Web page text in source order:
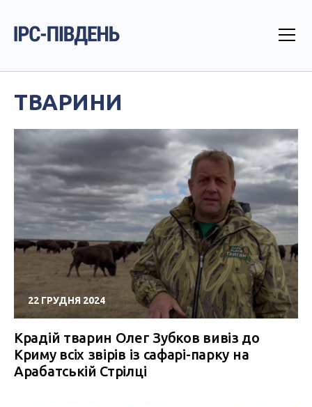
ТВАРИНИ
22 ГРУДНЯ 2024
Крадій тварин Олег Зубков вивіз до
Криму всіх звірів із сафарі-парку на
Арабатській Стрілці